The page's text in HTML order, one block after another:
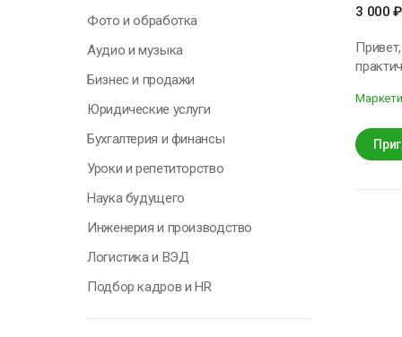
Фото и обработка
Аудио и музыка
Бизнес и продажи
Юридические услуги
Бухгалтерия и финансы
Уроки и репетиторство
Наука будущего
Инженерия и производство
Логистика и ВЭД
Подбор кадров и HR
3 000 ₽
Привет, меня зовут
лет в
от HR